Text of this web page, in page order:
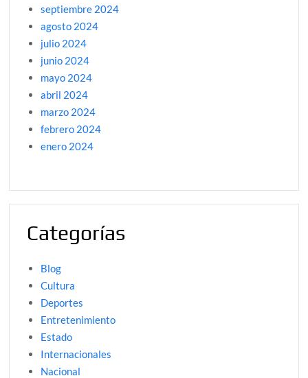
septiembre 2024
agosto 2024
julio 2024
junio 2024
mayo 2024
abril 2024
marzo 2024
febrero 2024
enero 2024
Categorías
Blog
Cultura
Deportes
Entretenimiento
Estado
Internacionales
Nacional